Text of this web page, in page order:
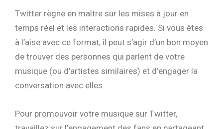
Twitter règne en maître sur les mises à jour en
temps réel et les interactions rapides. Si vous êtes
à l’aise avec ce format, il peut s’agir d’un bon moyen
de trouver des personnes qui parlent de votre
musique (ou d’artistes similaires) et d’engager la
conversation avec elles.
Pour promouvoir votre musique sur Twitter,